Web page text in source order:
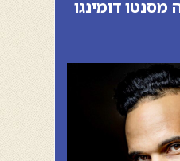
דומינגו